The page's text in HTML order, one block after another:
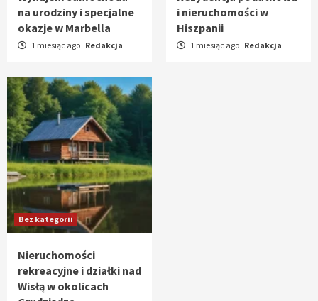
na urodziny i specjalne
okazje w Marbella
1 miesiąc ago Redakcja
i nieruchomości w
Hiszpanii
1 miesiąc ago Redakcja
Bez kategorii
Nieruchomości
rekreacyjne i działki nad
Wisłą w okolicach